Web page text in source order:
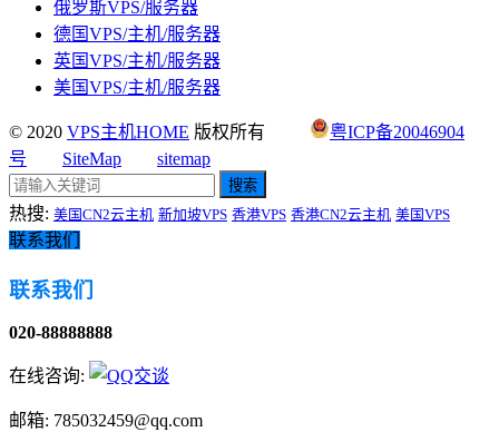
俄罗斯VPS/服务器
德国VPS/主机/服务器
英国VPS/主机/服务器
美国VPS/主机/服务器
© 2020 VPS主机HOME 版权所有
粤ICP备20046904
号
SiteMap sitemap
搜索
热搜: 美国CN2云主机 新加坡VPS 香港VPS 香港CN2云主机 美国VPS
联系我们
联系我们
020-88888888
在线咨询:
邮箱: 785032459@qq.com